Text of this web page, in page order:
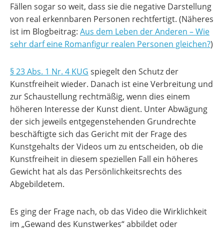
Fällen sogar so weit, dass sie die negative Darstellung
von real erkennbaren Personen rechtfertigt. (Näheres
ist im Blogbeitrag: Aus dem Leben der Anderen – Wie
sehr darf eine Romanfigur realen Personen gleichen?)
§ 23 Abs. 1 Nr. 4 KUG spiegelt den Schutz der
Kunstfreiheit wieder. Danach ist eine Verbreitung und
zur Schaustellung rechtmäßig, wenn dies einem
höheren Interesse der Kunst dient. Unter Abwägung
der sich jeweils entgegenstehenden Grundrechte
beschäftigte sich das Gericht mit der Frage des
Kunstgehalts der Videos um zu entscheiden, ob die
Kunstfreiheit in diesem speziellen Fall ein höheres
Gewicht hat als das Persönlichkeitsrechts des
Abgebildetem.
Es ging der Frage nach, ob das Video die Wirklichkeit
im „Gewand des Kunstwerkes“ abbildet oder